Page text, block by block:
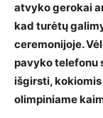
atvyko gerokai
kad turėtų
ceremonijoje.
pavyko telefonu
išgirsti,
olimpiniame